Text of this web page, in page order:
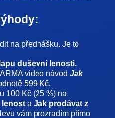
na přednášku. Je to
duševní lenosti.
video návod Jak
599 Kč.
100 Kč (25 %) na
lenost a Jak prodávat z
vám prozradím přímo